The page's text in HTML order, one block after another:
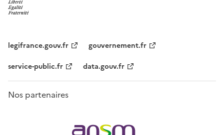
legifrance.gouv.fr
gouvernement.fr
service-public.fr
data.gouv.fr
Nos partenaires